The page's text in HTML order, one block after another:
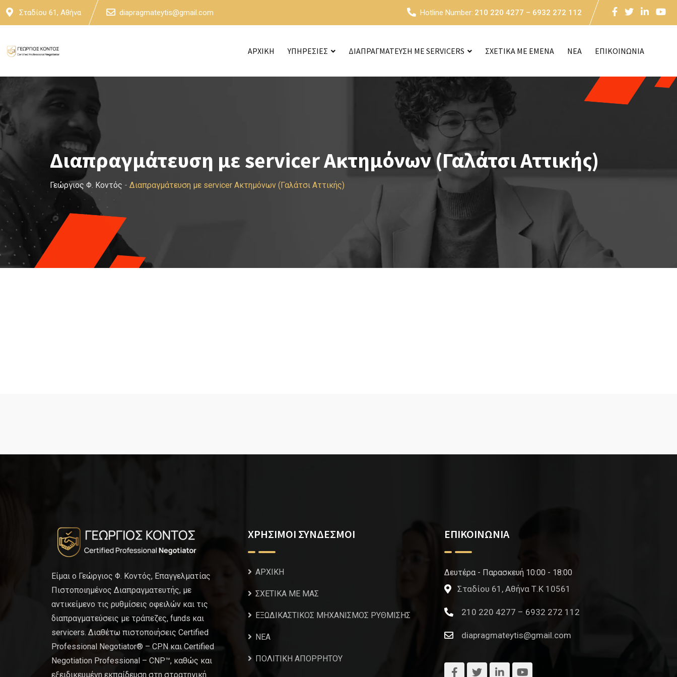
Skip
Σταδίου 61, Αθήνα diapragmateytis@gmail.com Hotline Number: 210 220 4277 – 6932 272 112
ΑΡΧΙΚΗ ΥΠΗΡΕΣΙΕΣ ΔΙΑΠΡΑΓΜΑΤΕΥΣΗ ΜΕ SERVICERS ΣΧΕΤΙΚΑ ΜΕ ΕΜΕΝΑ NEA ΕΠΙΚΟΙΝΩΝΙΑ
Διαπραγμάτευση με servicer Ακτημόνων (Γαλάτσι Αττικής)
Γεώργιος Φ. Κοντός - Διαπραγμάτευση με servicer Ακτημόνων (Γαλάτσι Αττικής)
Είμαι ο Γεώργιος Φ. Κοντός, Επαγγελματίας
Πιστοποιημένος Διαπραγματευτής, με
αντικείμενο τις ρυθμίσεις οφειλών και τις
διαπραγματεύσεις με τράπεζες, funds και
servicers. Διαθέτω πιστοποιήσεις Certified
Professional Negotiator® – CPN και Certified
Negotiation Professional – CNP™, καθώς και
εξειδικευμένη εκπαίδευση στη στρατηγική
ΧΡΗΣΙΜΟΙ ΣΥΝΔΕΣΜΟΙ
ΑΡΧΙΚΗ
ΣΧΕΤΙΚΑ ΜΕ ΜΑΣ
ΕΞΩΔΙΚΑΣΤΙΚΟΣ ΜΗΧΑΝΙΣΜΟΣ ΡΥΘΜΙΣΗΣ
NEA
ΠΟΛΙΤΙΚΗ ΑΠΟΡΡΗΤΟΥ
ΕΠΙΚΟΙΝΩΝΙΑ
Δευτέρα - Παρασκευή 10:00 - 18:00
Σταδίου 61, Αθήνα Τ.Κ 10561
210 220 4277 – 6932 272 112
diapragmateytis@gmail.com